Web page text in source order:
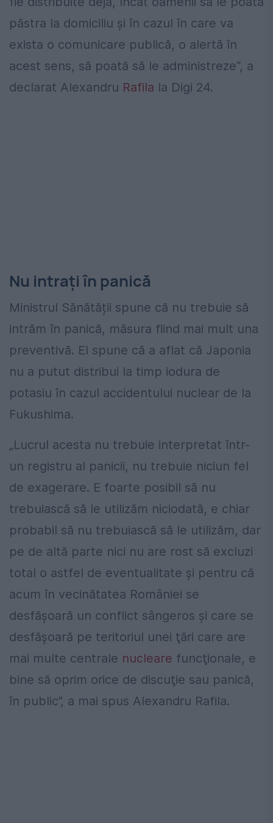
păstra la domiciliu şi în cazul în care va
exista o comunicare publică, o alertă în
acest sens, să poată să le administreze“, a
declarat Alexandru Rafila la Digi 24.
Nu intrați în panică
Ministrul Sănătății spune că nu trebuie să
intrăm în panică, măsura fiind mai mult una
preventivă. El spune că a aflat că Japonia
nu a putut distribui la timp iodura de
potasiu în cazul accidentului nuclear de la
Fukushima.
„Lucrul acesta nu trebuie interpretat într-
un registru al panicii, nu trebuie niciun fel
de exagerare. E foarte posibil să nu
trebuiască să le utilizăm niciodată, e chiar
probabil să nu trebuiască să le utilizăm, dar
pe de altă parte nici nu are rost să excluzi
total o astfel de eventualitate şi pentru că
acum în vecinătatea României se
desfăşoară un conflict sângeros şi care se
desfăşoară pe teritoriul unei ţări care are
mai multe centrale nucleare funcţionale, e
bine să oprim orice de discuţie sau panică,
în public”, a mai spus Alexandru Rafila.